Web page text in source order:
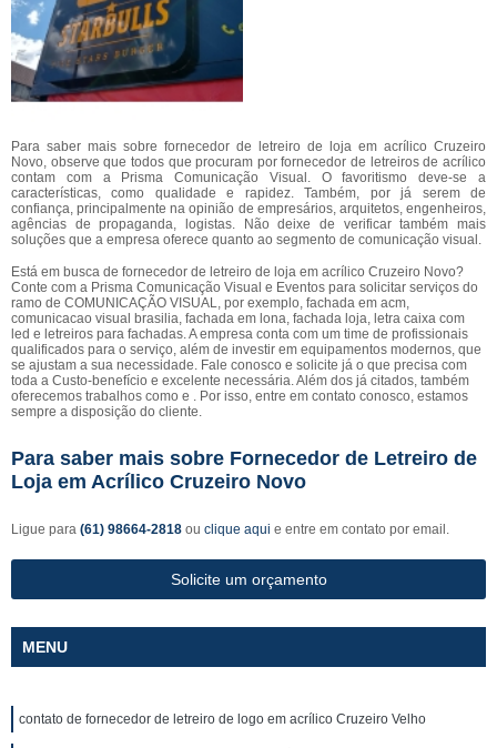
Para saber mais sobre fornecedor de letreiro de loja em acrílico Cruzeiro
Novo, observe que todos que procuram por fornecedor de letreiros de acrílico
contam com a Prisma Comunicação Visual. O favoritismo deve-se a
características, como qualidade e rapidez. Também, por já serem de
confiança, principalmente na opinião de empresários, arquitetos, engenheiros,
agências de propaganda, logistas. Não deixe de verificar também mais
soluções que a empresa oferece quanto ao segmento de comunicação visual.
Está em busca de fornecedor de letreiro de loja em acrílico Cruzeiro Novo?
Conte com a Prisma Comunicação Visual e Eventos para solicitar serviços do
ramo de COMUNICAÇÃO VISUAL, por exemplo, fachada em acm,
comunicacao visual brasilia, fachada em lona, fachada loja, letra caixa com
led e letreiros para fachadas. A empresa conta com um time de profissionais
qualificados para o serviço, além de investir em equipamentos modernos, que
se ajustam a sua necessidade. Fale conosco e solicite já o que precisa com
toda a Custo-benefício e excelente necessária. Além dos já citados, também
oferecemos trabalhos como e . Por isso, entre em contato conosco, estamos
sempre a disposição do cliente.
Para saber mais sobre Fornecedor de Letreiro de
Loja em Acrílico Cruzeiro Novo
Ligue para (61) 98664-2818 ou clique aqui e entre em contato por email.
Solicite um orçamento
MENU
contato de fornecedor de letreiro de logo em acrílico Cruzeiro Velho